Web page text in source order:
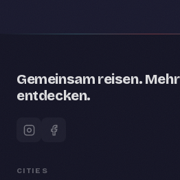
Gemeinsam reisen. Mehr
entdecken.
CITIES